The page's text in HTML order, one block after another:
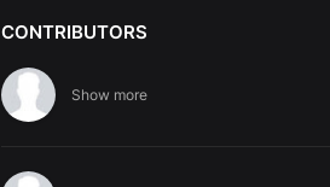
CONTRIBUTORS
Show more